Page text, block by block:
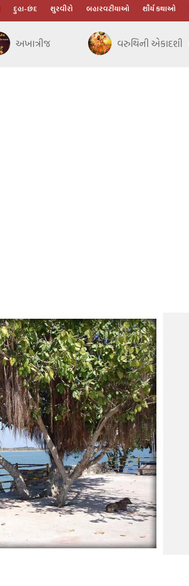
દુહા-છંદ શુરવીરો બહારવટીયાઓ શૌર્ય કથાઓ
અખાત્રીજ વરુથિની એકાદશી